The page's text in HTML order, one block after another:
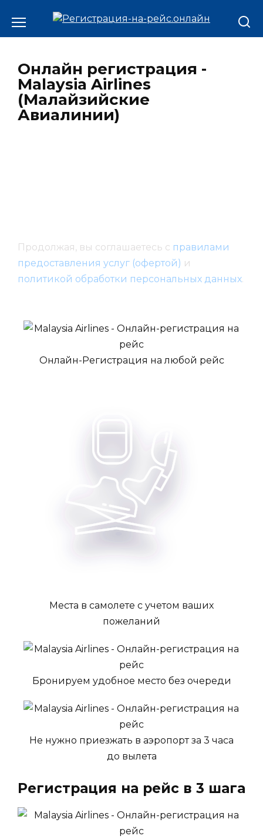
Онлайн регистрация -
Malaysia Airlines
(Малайзийские
Авиалинии)
Продолжая, вы соглашаетесь с правилами
предоставления услуг (офертой) и
политикой обработки персональных данных.
Онлайн-Регистрация на любой рейс
Места в самолете с учетом ваших
пожеланий
Бронируем удобное место без очереди
Не нужно приезжать в аэропорт за 3 часа
до вылета
Регистрация на рейс в 3 шага